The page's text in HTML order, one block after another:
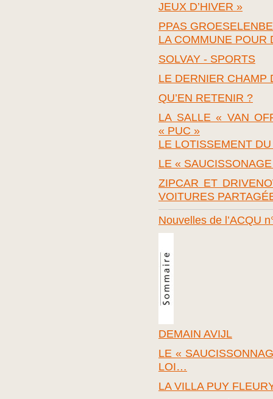
JEUX D’HIVER »
PPAS
LA COMMUNE POUR
SOLVAY - SPORTS
LE DERNIER CHAMP
QU’EN RETENIR ?
LA SALLE « VAN
« PUC »
LE LOTISSEMENT
LE «
ZIPCAR ET
VOITURES
Nouvelles de l’ACQU
DEMAIN AVIJL
LE «
LOI…
LA VILLA PUY